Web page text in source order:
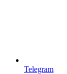
Telegram